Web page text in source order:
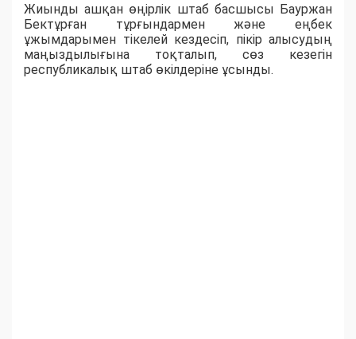
Жиынды ашқан өңірлік штаб басшысы Бауржан
Бектұрған тұрғындармен және еңбек
ұжымдарымен тікелей кездесіп, пікір алысудың
маңыздылығына тоқталып, сөз кезегін
республикалық штаб өкілдеріне ұсынды.